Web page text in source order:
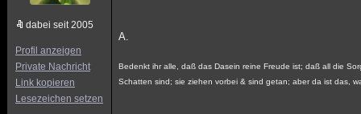
dabei seit 2005
Profil anzeigen
Private Nachricht
Link kopieren
Lesezeichen setzen
A.
Bedenkt ihr alle, daß das Dasein reine Freude ist; daß all die
Schatten sind; sie ziehen vorbei & sind getan; aber da ist das,